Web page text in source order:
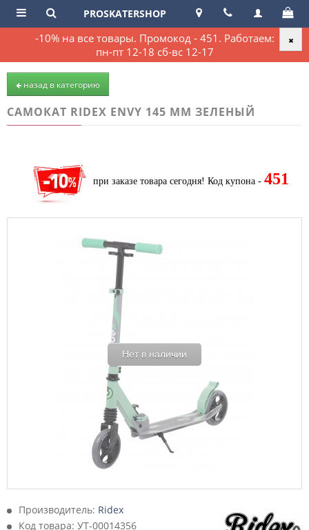
-10% на все товары. Промокод - 451. Работаем:
пн-пт 12-18 сб-вс 12-17
PROSKATERSHOP
назад в категорию
САМОКАТ RIDEX ENVY 145 ММ ЗЕЛЕНЫЙ
при заказе товара сегодня! Код купона - 451
Нет в наличии
Производитель: Ridex
Код товара: УТ-00014356